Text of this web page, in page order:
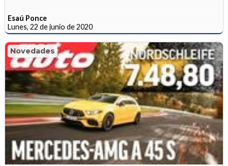
Esaú Ponce
Lunes, 22 de junio de 2020
Novedades